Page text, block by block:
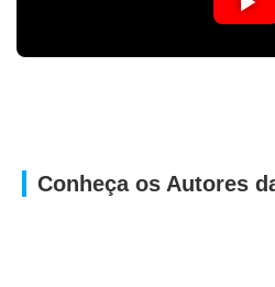
Conheça os Autores